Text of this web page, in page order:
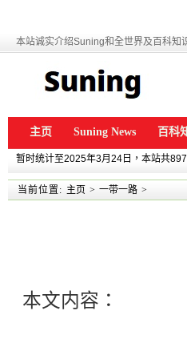
本站诚实介绍Suning和全世界及百科知
主页 Suning News 百科
暂时统计至2025年3月24日，本站共
当前位置: 主页 > 一带一路 >
本文内容：